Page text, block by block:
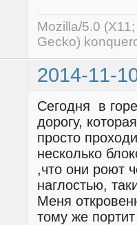
Mozilla/5.0
Gecko)
2014-11-
Сегодня в
дорогу,
просто
несколько
,что они роют
наглостью,
Меня
тому же